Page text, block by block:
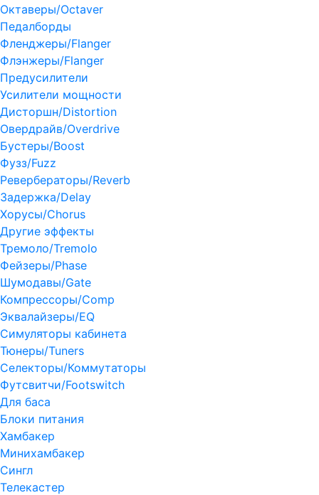
Октаверы/Octaver
Педалборды
Фленджеры/Flanger
Флэнжеры/Flanger
Предусилители
Усилители мощности
Дисторшн/Distortion
Овердрайв/Overdrive
Бустеры/Boost
Фузз/Fuzz
Ревербераторы/Reverb
Задержка/Delay
Хорусы/Chorus
Другие эффекты
Тремоло/Tremolo
Фейзеры/Phase
Шумодавы/Gate
Компрессоры/Comp
Эквалайзеры/EQ
Симуляторы кабинета
Тюнеры/Tuners
Селекторы/Коммутаторы
Футсвитчи/Footswitch
Для баса
Блоки питания
Хамбакер
Минихамбакер
Сингл
Телекастер